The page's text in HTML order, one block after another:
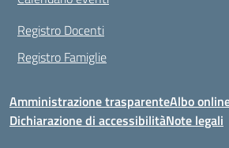
Registro Docenti
Registro Famiglie
Amministrazione trasparenteAlbo
Dichiarazione di accessibilitàNote legali